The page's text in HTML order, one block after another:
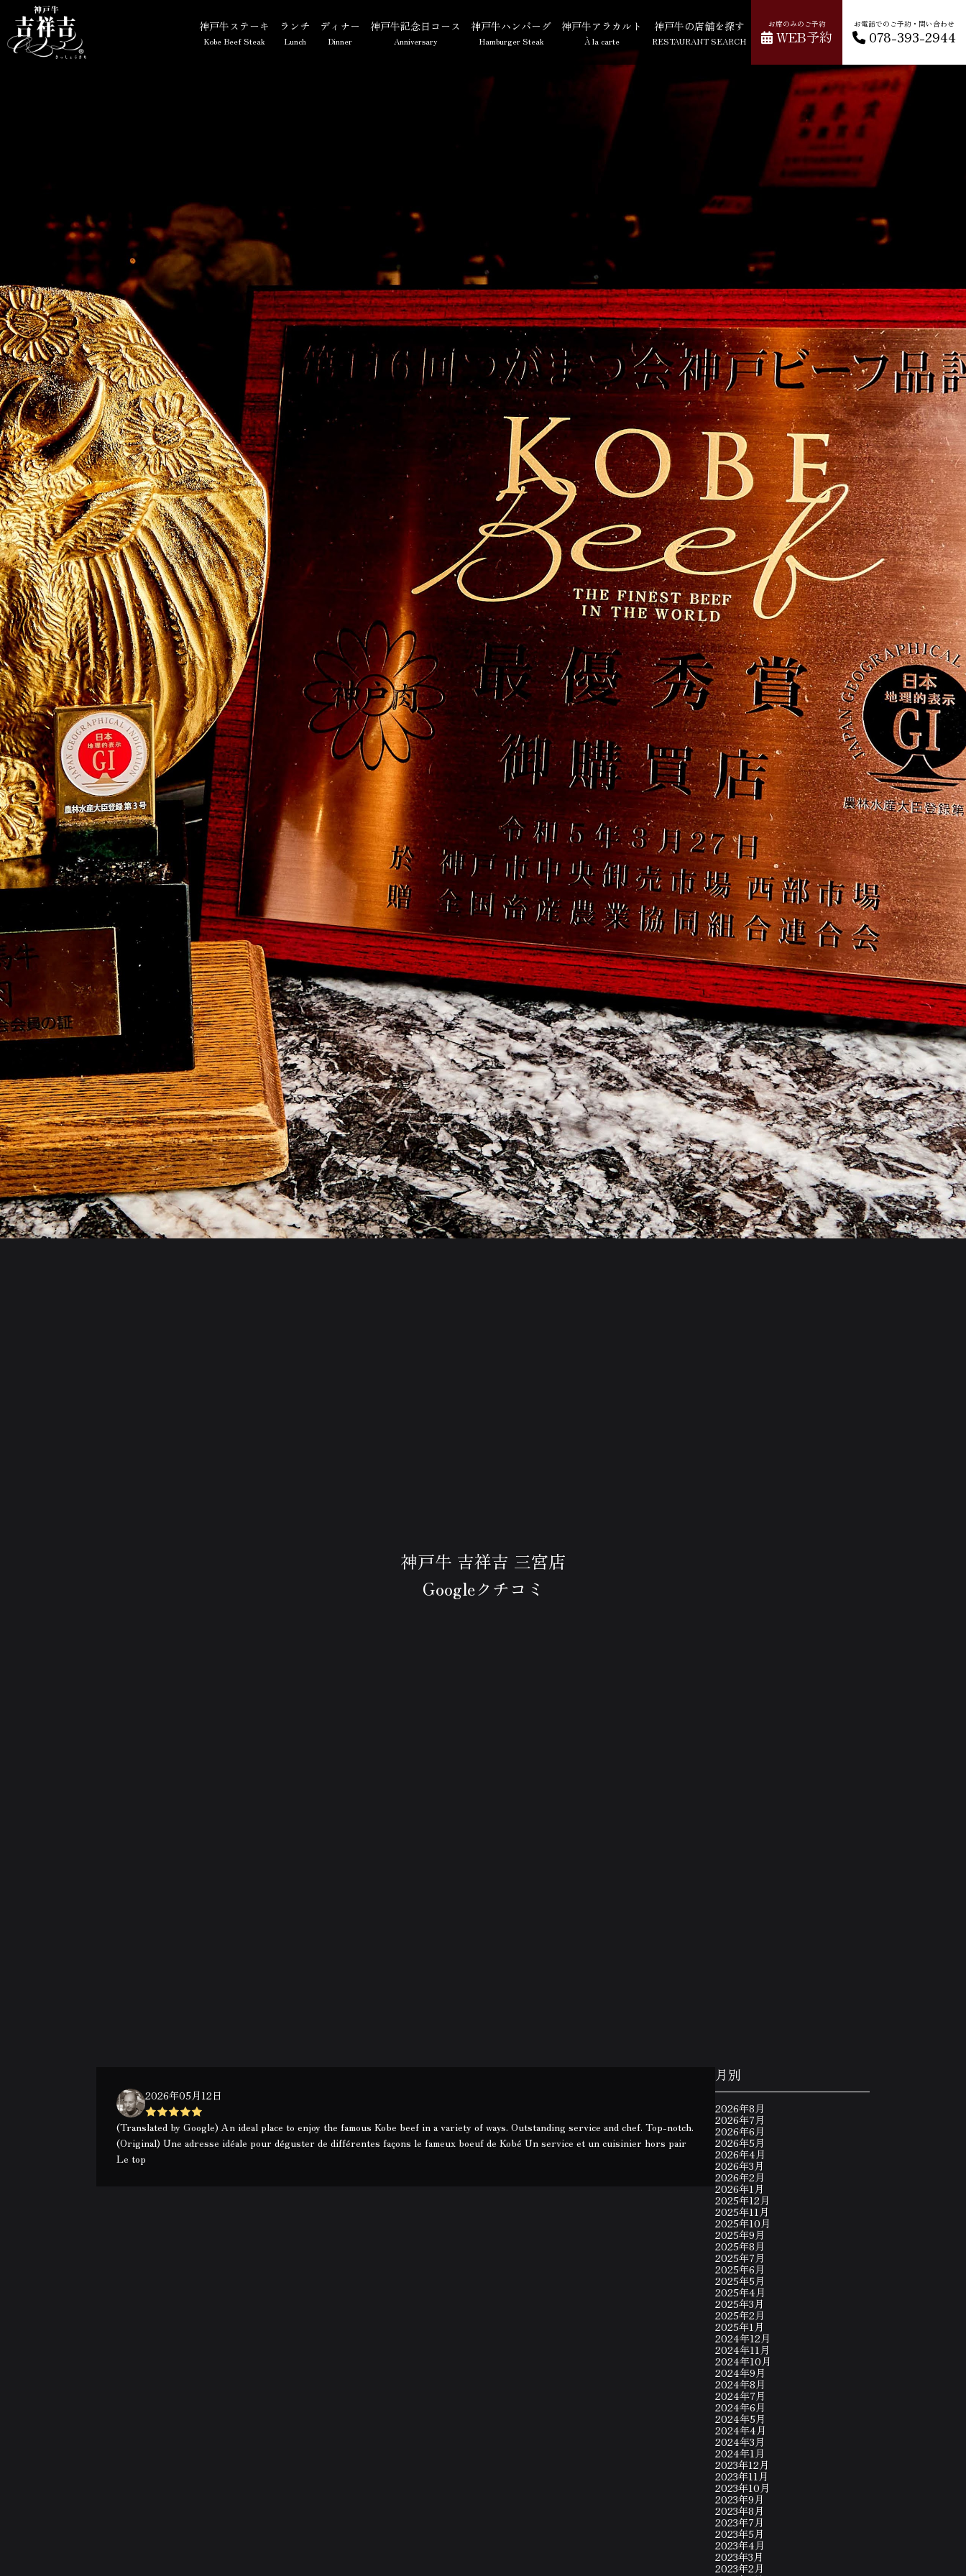
神戸牛ステーキ
Kobe Beef Steak
ランチ
Lunch
ディナー
Dinner
神戸牛記念日コース
Anniversary
神戸牛ハンバーグ
Hamburger Steak
神戸牛アラカルト
À la carte
神戸牛の店舗を探す
RESTAURANT SEARCH
お席のみのご予約
WEB予約
お電話でのご予約・問い合わせ
078-393-2944
神戸牛 吉祥吉 三宮店
Googleクチコミ
2026年05月12日
(Translated by Google) An ideal place to enjoy the famous Kobe beef in a variety of ways. Outstanding service and chef. Top-notch.
(Original) Une adresse idéale pour déguster de différentes façons le fameux boeuf de Kobé Un service et un cuisinier hors pair
Le top
月別
2026年8月
2026年7月
2026年6月
2026年5月
2026年4月
2026年3月
2026年2月
2026年1月
2025年12月
2025年11月
2025年10月
2025年9月
2025年8月
2025年7月
2025年6月
2025年5月
2025年4月
2025年3月
2025年2月
2025年1月
2024年12月
2024年11月
2024年10月
2024年9月
2024年8月
2024年7月
2024年6月
2024年5月
2024年4月
2024年3月
2024年1月
2023年12月
2023年11月
2023年10月
2023年9月
2023年8月
2023年7月
2023年5月
2023年4月
2023年3月
2023年2月